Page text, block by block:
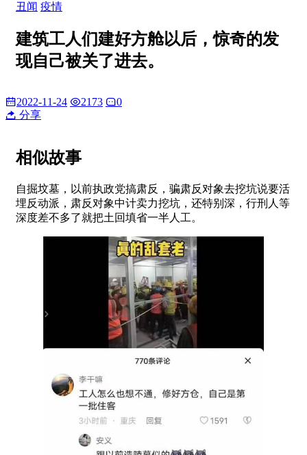
丑闻 疫情
建筑工人们建好方舱以后，惊奇的发
现自己被关了进去。
2022-11-24 2173
0
分享
相似故事
自掘坟墓，以前执政党搞肃反，骗肃反对象去挖坑说要活
埋反动派，肃反对象中计卖力挖坑，还特别深，行刑人等
深度差不多了就把土回填省一半人工。